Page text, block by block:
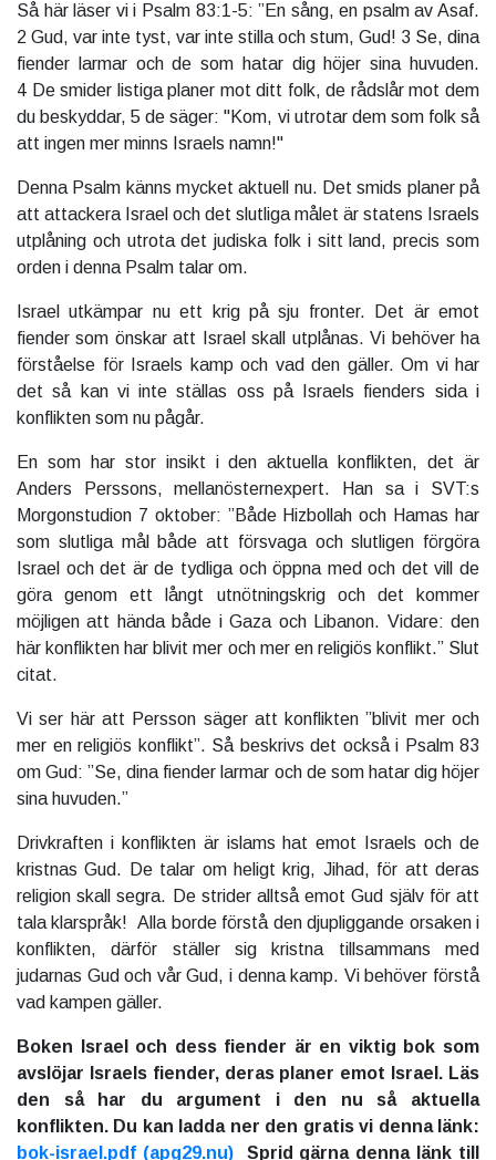
Så här läser vi i Psalm 83:1-5: ”En sång, en psalm av Asaf.
2 Gud, var inte tyst, var inte stilla och stum, Gud! 3 Se, dina
fiender larmar och de som hatar dig höjer sina huvuden.
4 De smider listiga planer mot ditt folk, de rådslår mot dem
du beskyddar, 5 de säger: "Kom, vi utrotar dem som folk så
att ingen mer minns Israels namn!"
Denna Psalm känns mycket aktuell nu. Det smids planer på
att attackera Israel och det slutliga målet är statens Israels
utplåning och utrota det judiska folk i sitt land, precis som
orden i denna Psalm talar om.
Israel utkämpar nu ett krig på sju fronter. Det är emot
fiender som önskar att Israel skall utplånas. Vi behöver ha
förståelse för Israels kamp och vad den gäller. Om vi har
det så kan vi inte ställas oss på Israels fienders sida i
konflikten som nu pågår.
En som har stor insikt i den aktuella konflikten, det är
Anders Perssons, mellanösternexpert. Han sa i SVT:s
Morgonstudion 7 oktober: ”Både Hizbollah och Hamas har
som slutliga mål både att försvaga och slutligen förgöra
Israel och det är de tydliga och öppna med och det vill de
göra genom ett långt utnötningskrig och det kommer
möjligen att hända både i Gaza och Libanon. Vidare: den
här konflikten har blivit mer och mer en religiös konflikt.” Slut
citat.
Vi ser här att Persson säger att konflikten ”blivit mer och
mer en religiös konflikt”. Så beskrivs det också i Psalm 83
om Gud: ”Se, dina fiender larmar och de som hatar dig höjer
sina huvuden.”
Drivkraften i konflikten är islams hat emot Israels och de
kristnas Gud. De talar om heligt krig, Jihad, för att deras
religion skall segra. De strider alltså emot Gud själv för att
tala klarspråk! Alla borde förstå den djupliggande orsaken i
konflikten, därför ställer sig kristna tillsammans med
judarnas Gud och vår Gud, i denna kamp. Vi behöver förstå
vad kampen gäller.
Boken Israel och dess fiender är en viktig bok som
avslöjar Israels fiender, deras planer emot Israel. Läs
den så har du argument i den nu så aktuella
konflikten. Du kan ladda ner den gratis vi denna länk:
bok-israel.pdf (apg29.nu)Sprid gärna denna länk till